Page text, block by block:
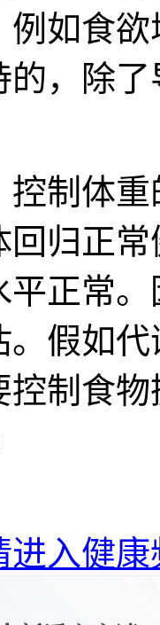
例如食
的，除
体重
回归正
平正常
假如
控制食
进入健康